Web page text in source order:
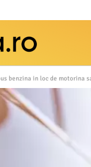
benzina in loc de motorina